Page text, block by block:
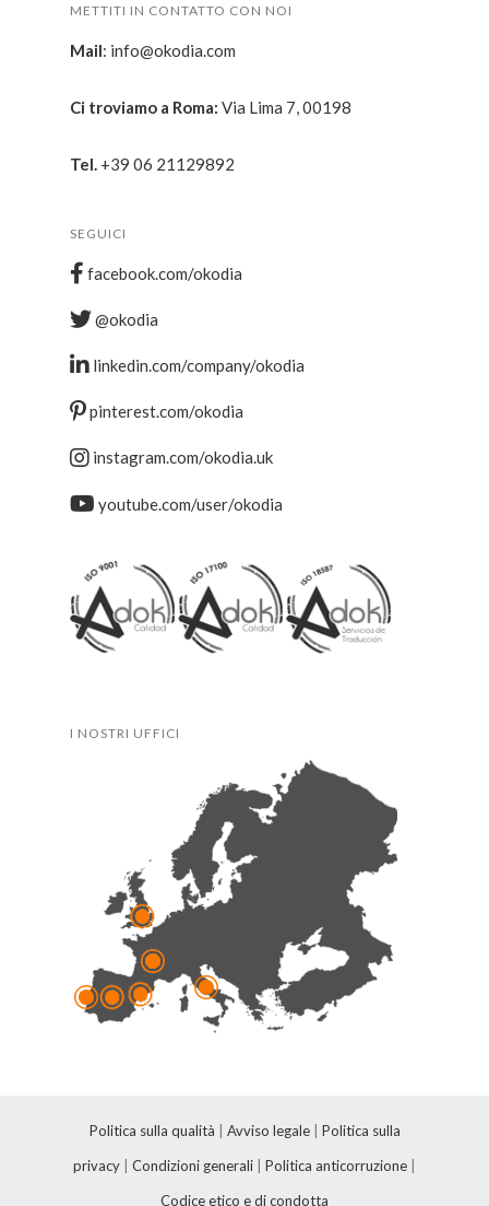
METTITI IN CONTATTO CON NOI
Mail: info@okodia.com
Ci troviamo a Roma: Via Lima 7, 00198
Tel. +39 06 21129892
SEGUICI
facebook.com/okodia
@okodia
linkedin.com/company/okodia
pinterest.com/okodia
instagram.com/okodia.uk
youtube.com/user/okodia
I NOSTRI UFFICI
Politica sulla qualità Avviso legale| Politica sulla
privacy
Condizioni generali Politica anticorruzione
Codice etico e di condotta